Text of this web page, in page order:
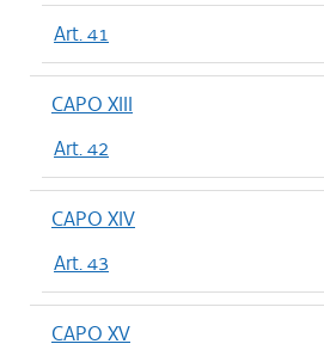
Art. 41
CAPO XIII
Art. 42
CAPO XIV
Art. 43
CAPO XV